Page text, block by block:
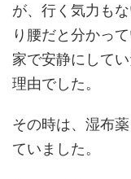
が、行く気力も
り腰だと分かっ
家で安静にして
理由でした。
その時は、湿布
ていました。